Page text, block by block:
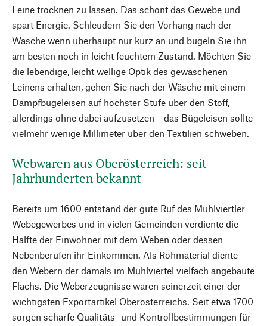
Leine trocknen zu lassen. Das schont das Gewebe und
spart Energie. Schleudern Sie den Vorhang nach der
Wäsche wenn überhaupt nur kurz an und bügeln Sie ihn
am besten noch in leicht feuchtem Zustand. Möchten Sie
die lebendige, leicht wellige Optik des gewaschenen
Leinens erhalten, gehen Sie nach der Wäsche mit einem
Dampfbügeleisen auf höchster Stufe über den Stoff,
allerdings ohne dabei aufzusetzen – das Bügeleisen sollte
vielmehr wenige Millimeter über den Textilien schweben.
Webwaren aus Oberösterreich: seit
Jahrhunderten bekannt
Bereits um 1600 entstand der gute Ruf des Mühlviertler
Webegewerbes und in vielen Gemeinden verdiente die
Hälfte der Einwohner mit dem Weben oder dessen
Nebenberufen ihr Einkommen. Als Rohmaterial diente
den Webern der damals im Mühlviertel vielfach angebaute
Flachs. Die Weberzeugnisse waren seinerzeit einer der
wichtigsten Exportartikel Oberösterreichs. Seit etwa 1700
sorgen scharfe Qualitäts- und Kontrollbestimmungen für